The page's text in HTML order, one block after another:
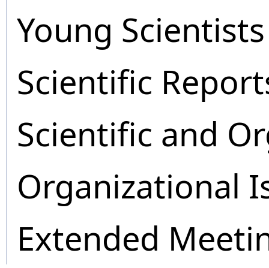
Young
Scientific
Scientific and
Organizational
Extended